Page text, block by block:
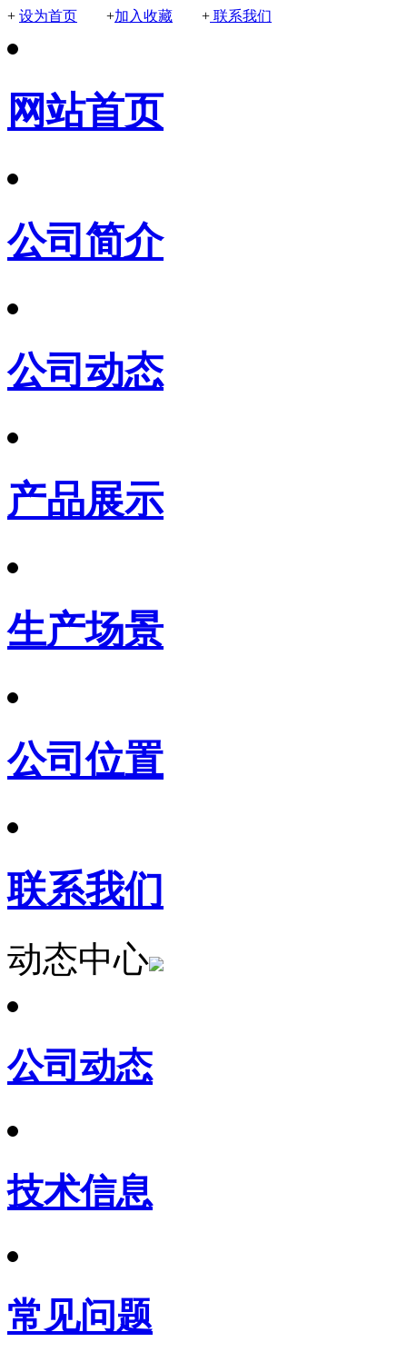
+ 设为首页 +加入收藏 + 联系我们
网站首页
公司简介
公司动态
产品展示
生产场景
公司位置
联系我们
动态中心
公司动态
技术信息
常见问题